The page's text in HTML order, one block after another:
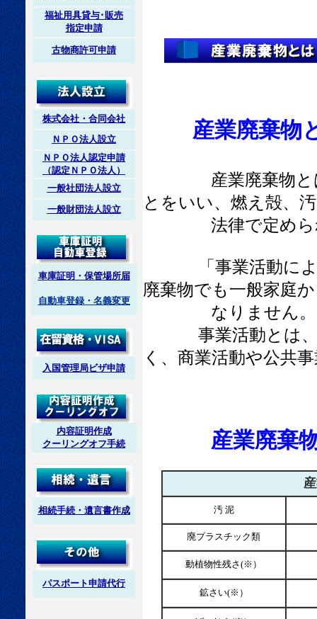
福祉用具貸与･販売
指定申請
古物商許可申請
株式会社・合同会社
ＮＰＯ法人設立
ＮＰＯ法人認定申請
（認定ＮＰＯ法人）
一般社団法人設立
一般財団法人設立
車庫証明・保管場所届
自動車登録・名義変更
入国管理局ビザ申請
内容証明作成
クーリングオフ手続
相続手続・遺言書作成
パスポート申請代行
産業廃棄物
産業廃棄物とは、
とをいい、燃え殻、
法律で定められ
「事業活動によっ
廃棄物でも一般家庭
なりません。
事業活動とは、製
く、商業活動や公共
産業廃棄
汚 泥
廃プラスチック類
動植物性残さ(※）
鉱さい(※）